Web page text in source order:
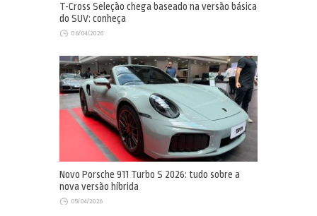
T-Cross Seleção chega baseado na versão básica
do SUV: conheça
06/04/2026
Novo Porsche 911 Turbo S 2026: tudo sobre a
nova versão híbrida
05/04/2026